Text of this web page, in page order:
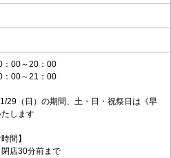
00～20：00
00～21：00
29（日）の期間、土・日・祝祭日は《早
します
間】
閉店30分前まで